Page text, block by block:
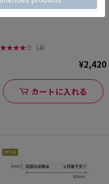
【インボイス制度対応スタンプ・浸透
★★★★☆ （4）
¥2,420
カートに入れる